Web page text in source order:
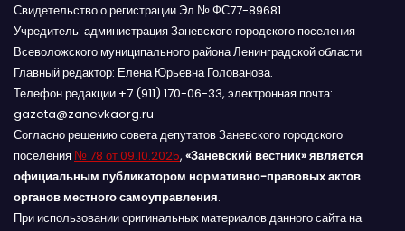
Свидетельство о регистрации Эл № ФС77-89681.
Учредитель: администрация Заневского городского поселения
Всеволожского муниципального района Ленинградской области.
Главный редактор: Елена Юрьевна Голованова.
Телефон редакции +7 (911) 170-06-33, электронная почта:
gazeta@zanevkaorg.ru
Согласно решению совета депутатов Заневского городского
поселения № 78 от 09.10.2025, «Заневский вестник» является
официальным публикатором нормативно-правовых актов
органов местного самоуправления.
При использовании оригинальных материалов данного сайта на